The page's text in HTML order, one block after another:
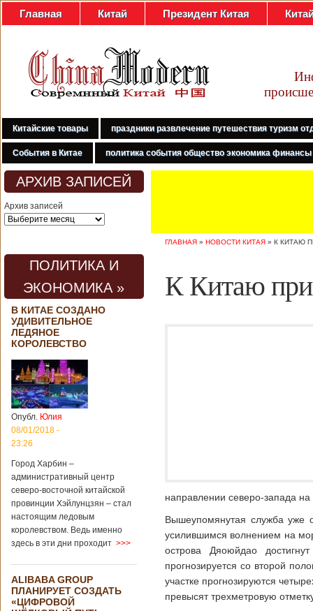
Главная Китай Президент Китая
Китайские товары праздники развлечение путешествия туризм
События в Китае политика события общество экономика финансы
АРХИВ ЗАПИСЕЙ
Архив записей
ПОЛИТИКА И
ЭКОНОМИКА »
В КИТАЕ СОЗДАНО
УДИВИТЕЛЬНОЕ
ЛЕДЯНОЕ
КОРОЛЕВСТВО
Опубл. Юлия
08/01/2018 -
23:26
Город Харбин –
административный центр
северо-восточной китайской
провинции Хэйлунцзян – стал
настоящим ледовым
королевством. Ведь именно
здесь в эти дни проходит >>>
ALIBABA GROUP
ПЛАНИРУЕТ СОЗДАТЬ
«ЦИФРОВОЙ
ГЛАВНАЯ » НОВОСТИ КИТАЯ » К КИТАЮ
К Китаю
направлении северо-запада
Вышеупомянутая служба уже
усилившимся волнением на
острова Дяоюйдао
прогнозируется со второй
участке прогнозируются
превысят трехметровую